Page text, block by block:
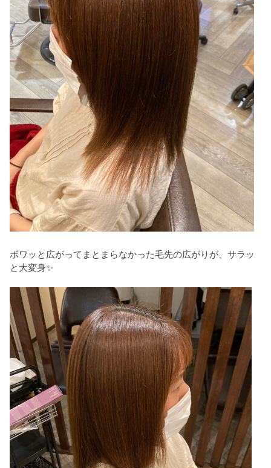
ボワッと広がってまとまらなかった毛先の広がりが、サラッ
と大変身✨